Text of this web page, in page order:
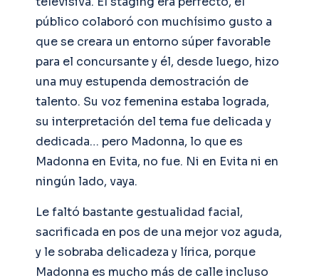
público colaboró con muchísimo gusto a
que se creara un entorno súper favorable
para el concursante y él, desde luego, hizo
una muy estupenda demostración de
talento. Su voz femenina estaba lograda,
su interpretación del tema fue delicada y
dedicada… pero Madonna, lo que es
Madonna en Evita, no fue. Ni en Evita ni en
ningún lado, vaya.
Le faltó bastante gestualidad facial,
sacrificada en pos de una mejor voz aguda,
y le sobraba delicadeza y lírica, porque
Madonna es mucho más de calle incluso